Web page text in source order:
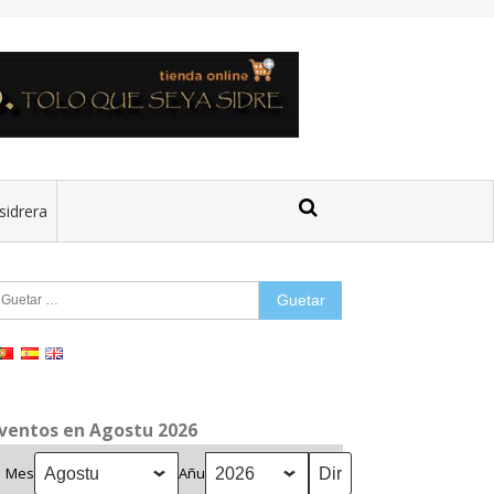
en Agostu 2026
Mes Añu